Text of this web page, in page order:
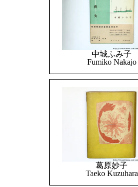
中城ふみ子
Fumiko Nakajo
葛原妙子
Taeko Kuzuhara